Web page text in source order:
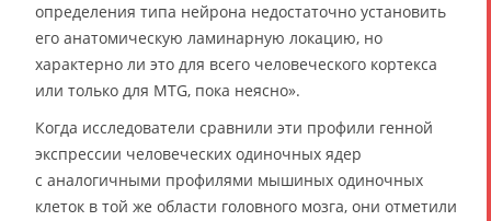
определения типа нейрона недостаточно установить
его анатомическую ламинарную локацию, но
характерно ли это для всего человеческого кортекса
или только для MTG, пока неясно».
Когда исследователи сравнили эти профили генной
экспрессии человеческих одиночных ядер
с аналогичными профилями мышиных одиночных
клеток в той же области головного мозга, они отметили